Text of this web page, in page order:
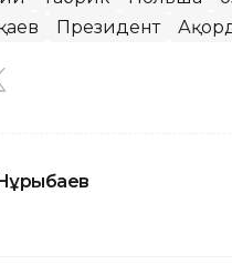
Президент